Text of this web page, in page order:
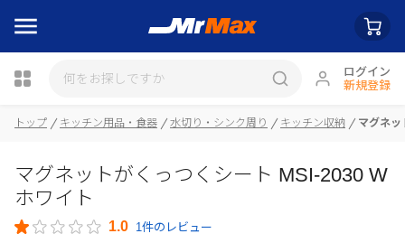
ログイン
新規登録
トップ キッチン用品・食器 水切り・シンク周り キッチン収納 マグネッ
マグネットがくっつくシート MSI-2030 W
ホワイト
1.0 1件のレビュー